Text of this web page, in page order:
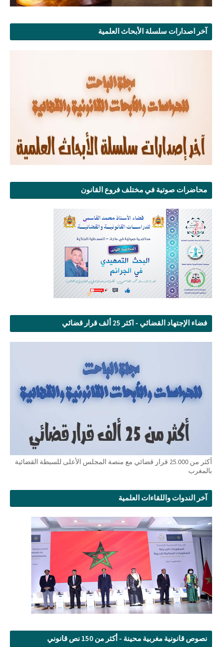
آخر اصدارات سلسلة الأبحاث العلمية
محاضرات صوتية في مختلف فروع القانون
فضاء الإجتهاد القضائي - اكثر 25 ألف قرار قضائي
أكثر من 25.000 قرار قضائي مع منصة المجلس الأعلى للسبطة القضائية
بالمغرب
آخر الندوات واللقاءات العلمية
نصوص قانونية مغربية محينة - أكثر من 150 نص قانوني